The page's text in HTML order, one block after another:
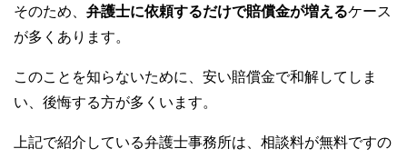
そのため、 弁護士に依頼するだけで賠償金が増えるケース
が多くあります。
このことを知らないために、安い賠償金で和解してしま
い、後悔する方が多くいます。
上記で紹介している弁護士事務所は、相談料が無料ですの